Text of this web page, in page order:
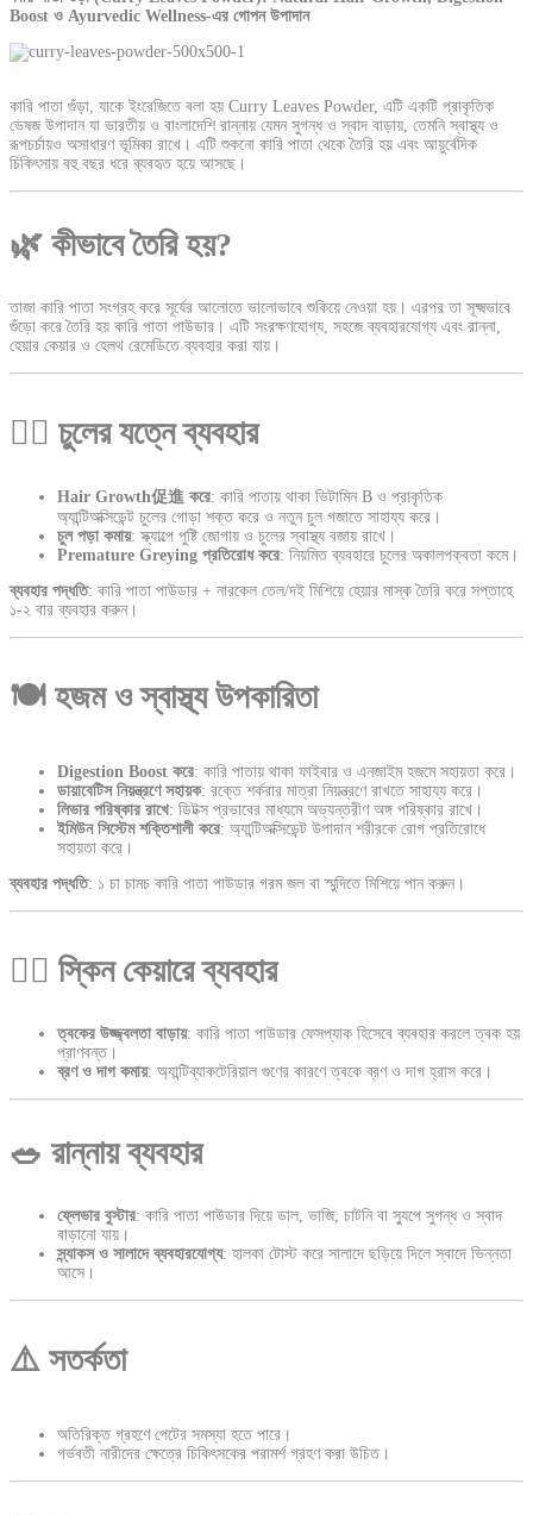
Boost ও Ayurvedic Wellness-এর গোপন উপাদান
কারি পাতা গুঁড়া, যাকে ইংরেজিতে বলা হয় Curry Leaves Powder, এটি একটি প্রাকৃতিক
ভেষজ উপাদান যা ভারতীয় ও বাংলাদেশি রান্নায় যেমন সুগন্ধ ও স্বাদ বাড়ায়, তেমনি স্বাস্থ্য ও
রূপচর্চায়ও অসাধারণ ভূমিকা রাখে। এটি শুকনো কারি পাতা থেকে তৈরি হয় এবং আয়ুর্বেদিক
চিকিৎসায় বহু বছর ধরে ব্যবহৃত হয়ে আসছে।
🌿 কীভাবে তৈরি হয়?
তাজা কারি পাতা সংগ্রহ করে সূর্যের আলোতে ভালোভাবে শুকিয়ে নেওয়া হয়। এরপর তা সূক্ষ্মভাবে
গুঁড়ো করে তৈরি হয় কারি পাতা পাউডার। এটি সংরক্ষণযোগ্য, সহজে ব্যবহারযোগ্য এবং রান্না,
হেয়ার কেয়ার ও হেলথ রেমেডিতে ব্যবহার করা যায়।
💇‍♀️ চুলের যত্নে ব্যবহার
Hair Growth促進 করে: কারি পাতায় থাকা ভিটামিন B ও প্রাকৃতিক
অ্যান্টিঅক্সিডেন্ট চুলের গোড়া শক্ত করে ও নতুন চুল গজাতে সাহায্য করে।
চুল পড়া কমায়: স্ক্যাল্পে পুষ্টি জোগায় ও চুলের স্বাস্থ্য বজায় রাখে।
Premature Greying প্রতিরোধ করে: নিয়মিত ব্যবহারে চুলের অকালপক্বতা কমে।
ব্যবহার পদ্ধতি: কারি পাতা পাউডার + নারকেল তেল/দই মিশিয়ে হেয়ার মাস্ক তৈরি করে সপ্তাহে
১-২ বার ব্যবহার করুন।
🍽️ হজম ও স্বাস্থ্য উপকারিতা
Digestion Boost করে: কারি পাতায় থাকা ফাইবার ও এনজাইম হজমে সহায়তা করে।
ডায়াবেটিস নিয়ন্ত্রণে সহায়ক: রক্তে শর্করার মাত্রা নিয়ন্ত্রণে রাখতে সাহায্য করে।
লিভার পরিষ্কার রাখে: ডিটক্স প্রভাবের মাধ্যমে অভ্যন্তরীণ অঙ্গ পরিষ্কার রাখে।
ইমিউন সিস্টেম শক্তিশালী করে: অ্যান্টিঅক্সিডেন্ট উপাদান শরীরকে রোগ প্রতিরোধে
সহায়তা করে।
ব্যবহার পদ্ধতি: ১ চা চামচ কারি পাতা পাউডার গরম জল বা স্মুদিতে মিশিয়ে পান করুন।
💆‍♀️ স্কিন কেয়ারে ব্যবহার
ত্বকের উজ্জ্বলতা বাড়ায়: কারি পাতা পাউডার ফেসপ্যাক হিসেবে ব্যবহার করলে ত্বক হয়
প্রাণবন্ত।
ব্রণ ও দাগ কমায়: অ্যান্টিব্যাকটেরিয়াল গুণের কারণে ত্বকে ব্রণ ও দাগ হ্রাস করে।
🥗 রান্নায় ব্যবহার
ফ্লেভার বুস্টার: কারি পাতা পাউডার দিয়ে ডাল, ভাজি, চাটনি বা স্যুপে সুগন্ধ ও স্বাদ
বাড়ানো যায়।
স্ন্যাকস ও সালাদে ব্যবহারযোগ্য: হালকা টোস্ট করে সালাদে ছড়িয়ে দিলে স্বাদে ভিন্নতা
আসে।
⚠️ সতর্কতা
অতিরিক্ত গ্রহণে পেটের সমস্যা হতে পারে।
গর্ভবতী নারীদের ক্ষেত্রে চিকিৎসকের পরামর্শ গ্রহণ করা উচিত।